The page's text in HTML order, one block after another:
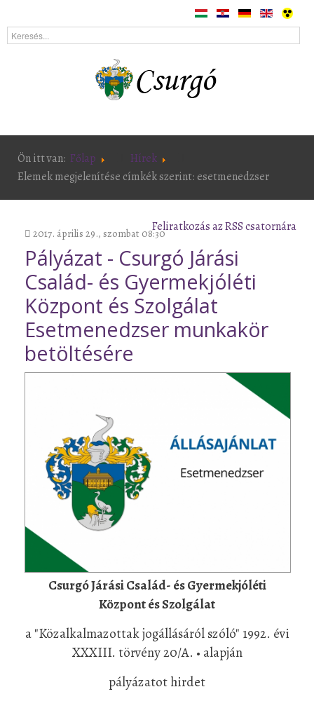
Ön itt van: Főlap
Hírek
Elemek megjelenítése címkék szerint: esetmenedzser
Feliratkozás az RSS csatornára
2017. április 29., szombat 08:30
Pályázat - Csurgó Járási
Család- és Gyermekjóléti
Központ és Szolgálat
Esetmenedzser munkakör
betöltésére
Csurgó Járási Család- és Gyermekjóléti
Központ és Szolgálat
a "Közalkalmazottak jogállásáról szóló" 1992. évi
XXXIII. törvény 20/A. • alapján
pályázatot hirdet